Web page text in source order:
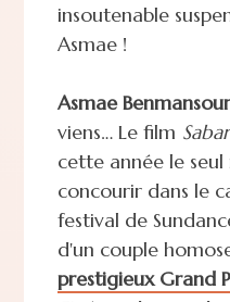
insoutenable
Asmae !
Asmae
viens… Le film
cette année le
concourir dans le
festival de
d'un couple
prestigieux Grand